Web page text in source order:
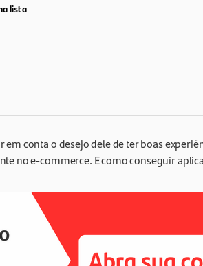
lista
em conta o desejo dele de ter boas
no e-commerce. E como conseguir